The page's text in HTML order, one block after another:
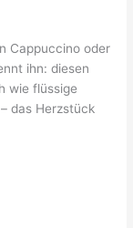
Cappuccino oder
ihn: diesen
wie flüssige
– das Herzstück